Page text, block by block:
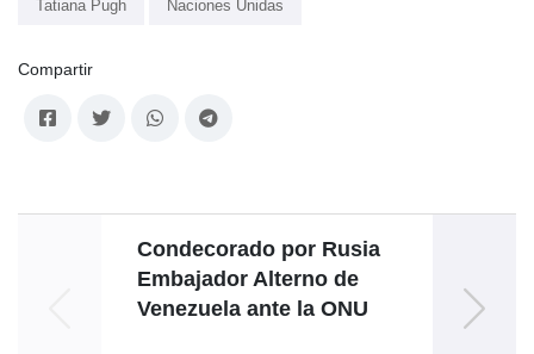
Tatiana Pugh Naciones Unidas
Compartir
Condecorado por Rusia
Embajador Alterno de
Venezuela ante la ONU